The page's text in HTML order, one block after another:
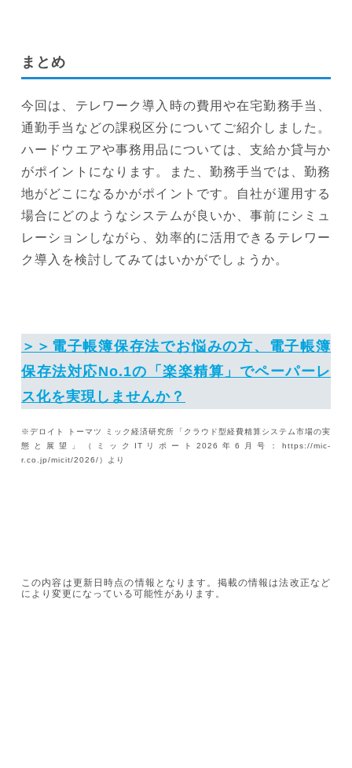
まとめ
今回は、テレワーク導入時の費用や在宅勤務手当、
通勤手当などの課税区分についてご紹介しました。
ハードウエアや事務用品については、支給か貸与か
がポイントになります。また、勤務手当では、勤務
地がどこになるかがポイントです。自社が運用する
場合にどのようなシステムが良いか、事前にシミュ
レーションしながら、効率的に活用できるテレワー
ク導入を検討してみてはいかがでしょうか。
＞＞電子帳簿保存法でお悩みの方、電子帳簿
保存法対応No.1の「楽楽精算」でペーパーレ
ス化を実現しませんか？
※デロイト トーマツ ミック経済研究所「クラウド型経費精算システム市場の実
態と展望」（ミックITリポート2026年6月号：https://mic-
r.co.jp/micit/2026/）より
この内容は更新日時点の情報となります。掲載の情報は法改正など
により変更になっている可能性があります。